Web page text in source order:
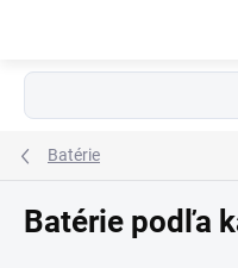
Batérie
Batérie podľa